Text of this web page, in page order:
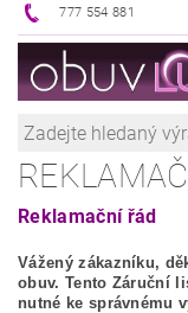
777 554 881
Reklamační řád
Vážený zákazníku,
obuv. Tento Záruční
nutné ke správnému